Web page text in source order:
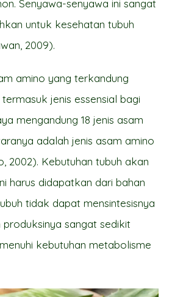
Senyawa-senyawa ini sangat
untuk kesehatan tubuh
2009).
amino yang terkandung
jenis essensial bagi
mengandung 18 jenis asam
adalah jenis asam amino
2002). Kebutuhan tubuh akan
harus didapatkan dari bahan
tidak dapat mensintesisnya
produksinya sangat sedikit
kebutuhan metabolisme